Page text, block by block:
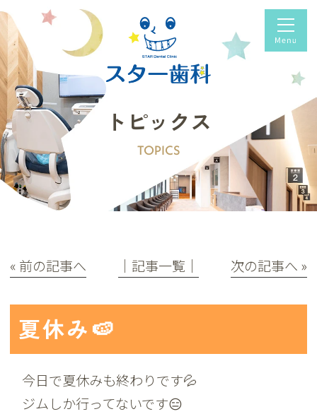
トピックス
TOPICS
« 前の記事へ │記事一覧│ 次の記事へ »
夏休み🍉
今日で夏休みも終わりです💦
ジムしか行ってないです😑